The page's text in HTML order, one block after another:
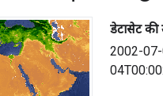
डेटासेट की
2002-